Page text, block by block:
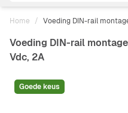
Home / Voeding DIN-rail
Voeding DIN-rail
Vdc, 2A
Goede keus